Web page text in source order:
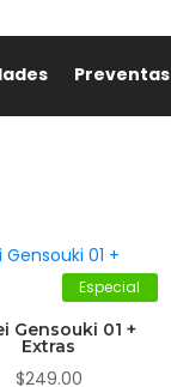
Preventas
Especial
Gensouki 01 +
Extras
$249.00